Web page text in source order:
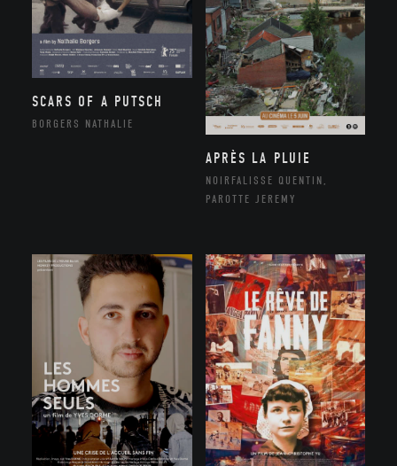
SCARS OF A PUTSCH
BORGERS NATHALIE
APRÈS LA PLUIE
NOIRFALISSE QUENTIN,
PAROTTE JEREMY